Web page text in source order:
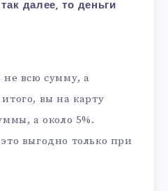
далее, то деньги
не всю сумму, а
вы на карту
а около 5%.
выгодно только при